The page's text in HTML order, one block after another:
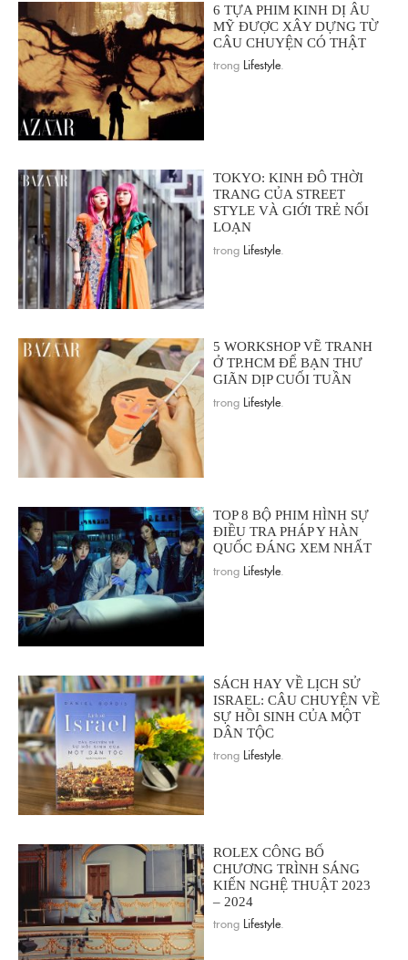
6 TỰA PHIM KINH DỊ ÂU
MỸ ĐƯỢC XÂY DỰNG TỪ
CÂU CHUYỆN CÓ THẬT
trong Lifestyle
TOKYO: KINH ĐÔ THỜI
TRANG CỦA STREET
STYLE VÀ GIỚI TRẺ NỔI
LOẠN
trong Lifestyle
5 WORKSHOP VẼ TRANH
Ở TP.HCM ĐỂ BẠN THƯ
GIÃN DỊP CUỐI TUẦN
trong Lifestyle
TOP 8 BỘ PHIM HÌNH SỰ
ĐIỀU TRA PHÁP Y HÀN
QUỐC ĐÁNG XEM NHẤT
trong Lifestyle
SÁCH HAY VỀ LỊCH SỬ
ISRAEL: CÂU CHUYỆN VỀ
SỰ HỒI SINH CỦA MỘT
DÂN TỘC
trong Lifestyle
ROLEX CÔNG BỐ
CHƯƠNG TRÌNH SÁNG
KIẾN NGHỆ THUẬT 2023
– 2024
trong Lifestyle